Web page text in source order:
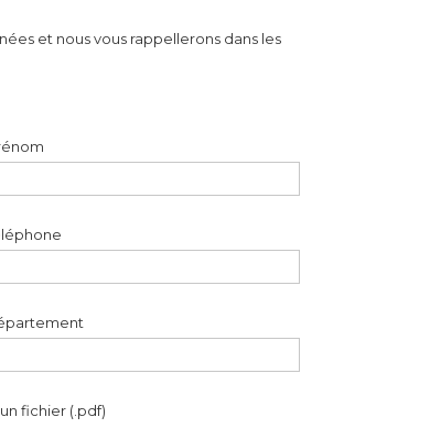
et nous vous rappellerons dans les
fichier (.pdf)